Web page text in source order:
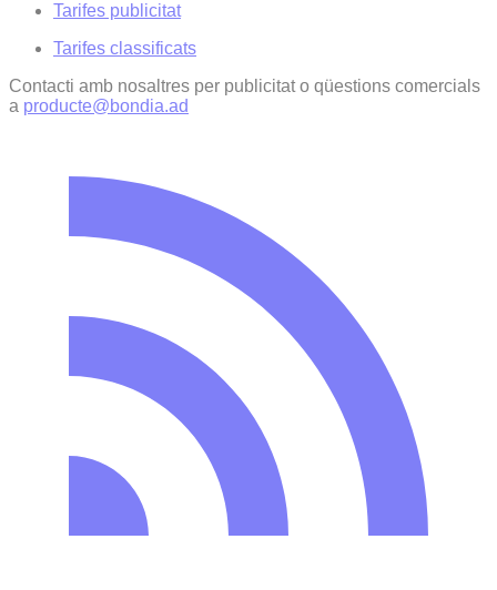
Tarifes publicitat
Tarifes classificats
Contacti amb nosaltres per publicitat o qüestions comercials
a producte@bondia.ad